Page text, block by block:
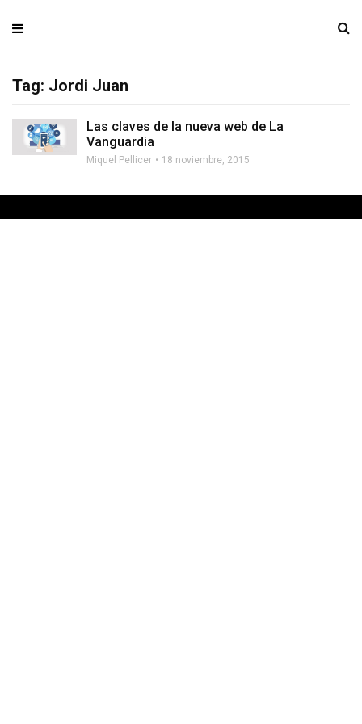
Tag: Jordi Juan
Las claves de la nueva web de La
Vanguardia
Miquel Pellicer 18 noviembre, 2015